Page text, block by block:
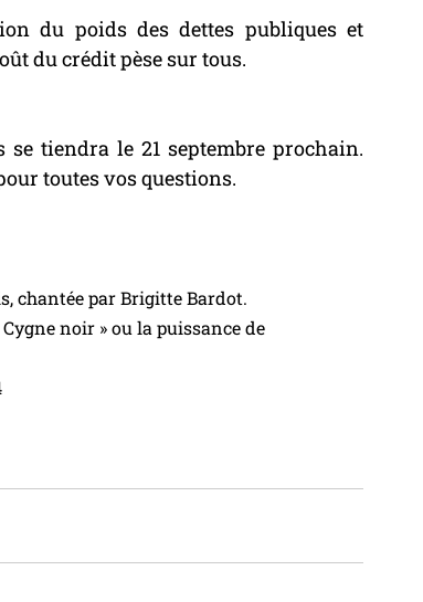
du poids des dettes publiques et
du crédit pèse sur tous.
se tiendra le 21 septembre prochain.
toutes vos questions.
chantée par Brigitte Bardot.
noir » ou la puissance de